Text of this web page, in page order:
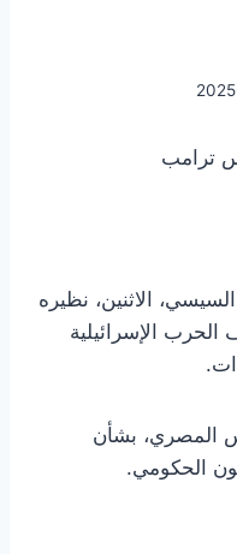
ترامب
الاثنين، نظيره
الحرب الإسرائيلية
المصري، بشأن
الحكومي.